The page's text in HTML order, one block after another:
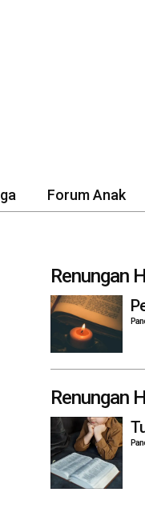
Forum Anak
Renungan
Renungan